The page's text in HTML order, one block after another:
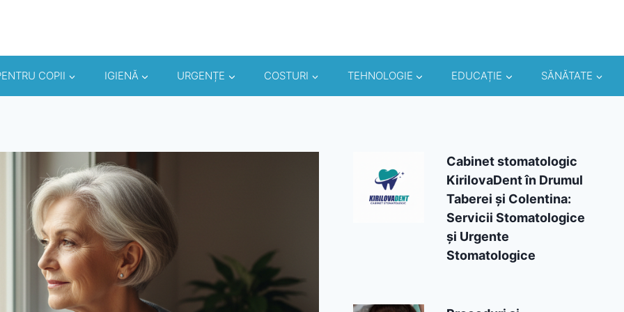
COPII IGIENĂ URGENȚE COSTURI TEHNOLOGIE EDUCAȚIE SĂNĂTATE
Cabinet stomatologic
KirilovaDent în Drumul
Taberei și Colentina:
Servicii Stomatologice
și Urgente
Stomatologice